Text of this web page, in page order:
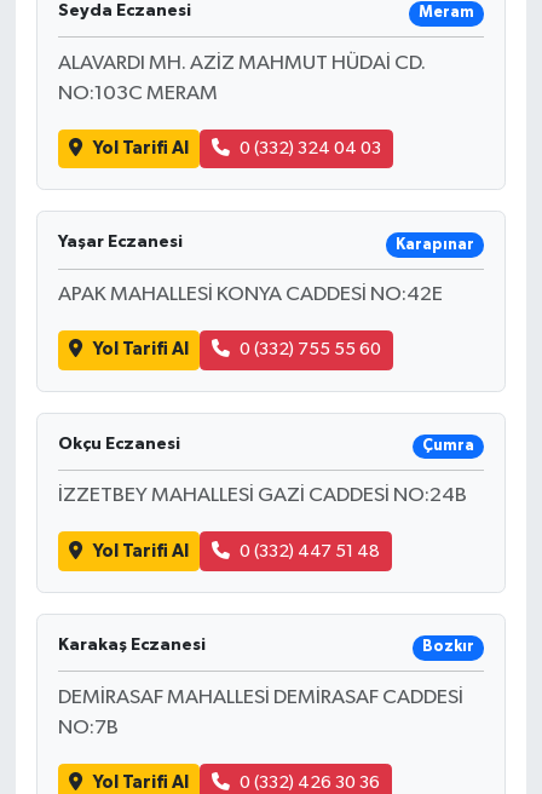
Seyda Eczanesi Meram
ALAVARDI MH. AZİZ MAHMUT HÜDAİ CD.
NO:103C MERAM
Yol Tarifi Al 0 (332) 324 04 03
Yaşar Eczanesi Karapınar
APAK MAHALLESİ KONYA CADDESİ NO:42E
Yol Tarifi Al 0 (332) 755 55 60
Okçu Eczanesi Çumra
İZZETBEY MAHALLESİ GAZİ CADDESİ NO:24B
Yol Tarifi Al 0 (332) 447 51 48
Karakaş Eczanesi Bozkır
DEMİRASAF MAHALLESİ DEMİRASAF CADDESİ
NO:7B
Yol Tarifi Al 0 (332) 426 30 36